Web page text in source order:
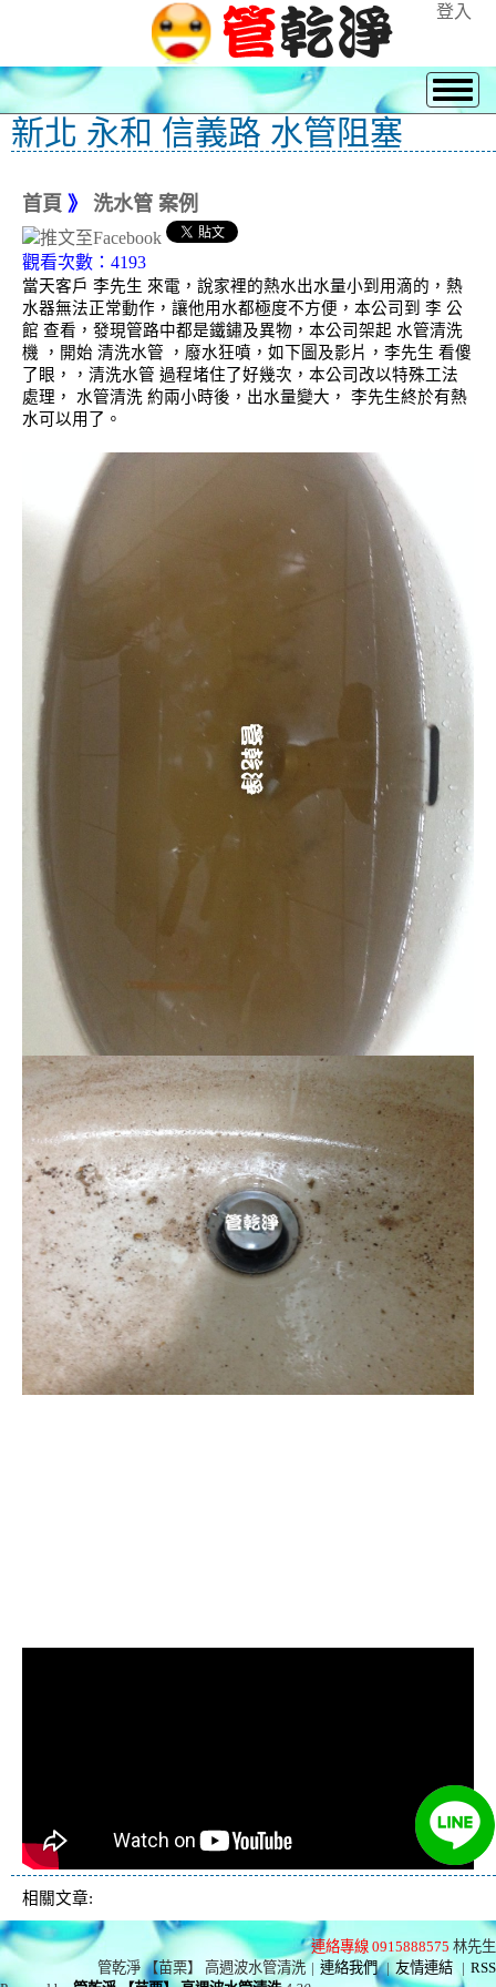
登入
新北 永和 信義路 水管阻塞
首頁 》 洗水管 案例
觀看次數：4193
當天客戶 李先生 來電，說家裡的熱水出水量小到用滴的，熱
水器無法正常動作，讓他用水都極度不方便，本公司到 李 公
館 查看，發現管路中都是鐵鏽及異物，本公司架起 水管清洗
機 ，開始 清洗水管 ，廢水狂噴，如下圖及影片，李先生 看傻
了眼，，清洗水管 過程堵住了好幾次，本公司改以特殊工法
處理， 水管清洗 約兩小時後，出水量變大， 李先生終於有熱
水可以用了。
相關文章:
連絡專線 0915888575 林先生
管乾淨 【苗栗】 高週波水管清洗 | 連絡我們 | 友情連結 | RSS